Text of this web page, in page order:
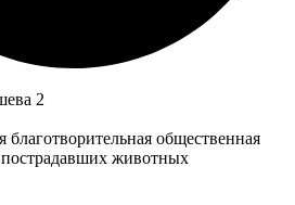
2
благотворительная общественная
животных